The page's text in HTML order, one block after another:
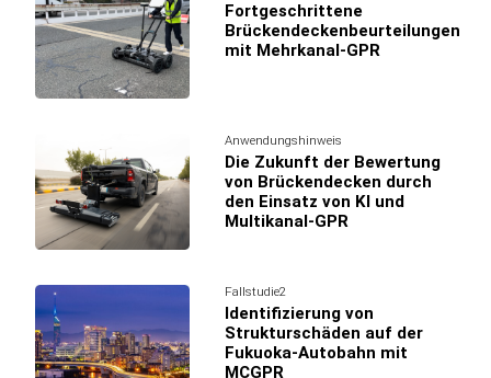
Fortgeschrittene
Brückendeckenbeurteilungen
mit Mehrkanal-GPR
Anwendungshinweis
Die Zukunft der Bewertung
von Brückendecken durch
den Einsatz von KI und
Multikanal-GPR
Fallstudie2
Identifizierung von
Strukturschäden auf der
Fukuoka-Autobahn mit
MCGPR